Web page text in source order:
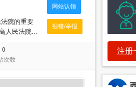
院的重要
人民法院在
网站认领
报错/举报
0
次数
注册